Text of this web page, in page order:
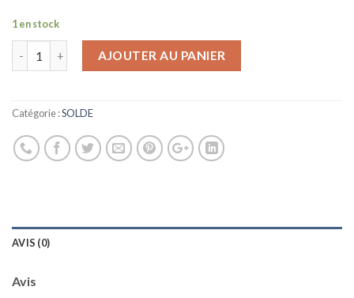
65,00€.33,00€.
1 en stock
AJOUTER AU PANIER
Catégorie :SOLDE
AVIS (0)
Avis